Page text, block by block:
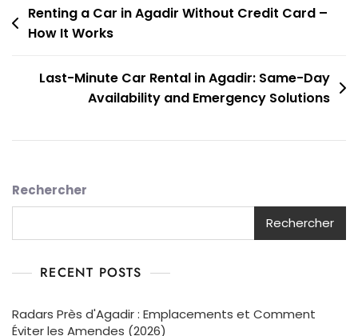
Navigation
de
Renting a Car in Agadir Without Credit Card –
How It Works
Last-Minute Car Rental in Agadir: Same-Day
Availability and Emergency Solutions
Rechercher
Rechercher
RECENT POSTS
Radars Près d'Agadir : Emplacements et Comment
Éviter les Amendes (2026)